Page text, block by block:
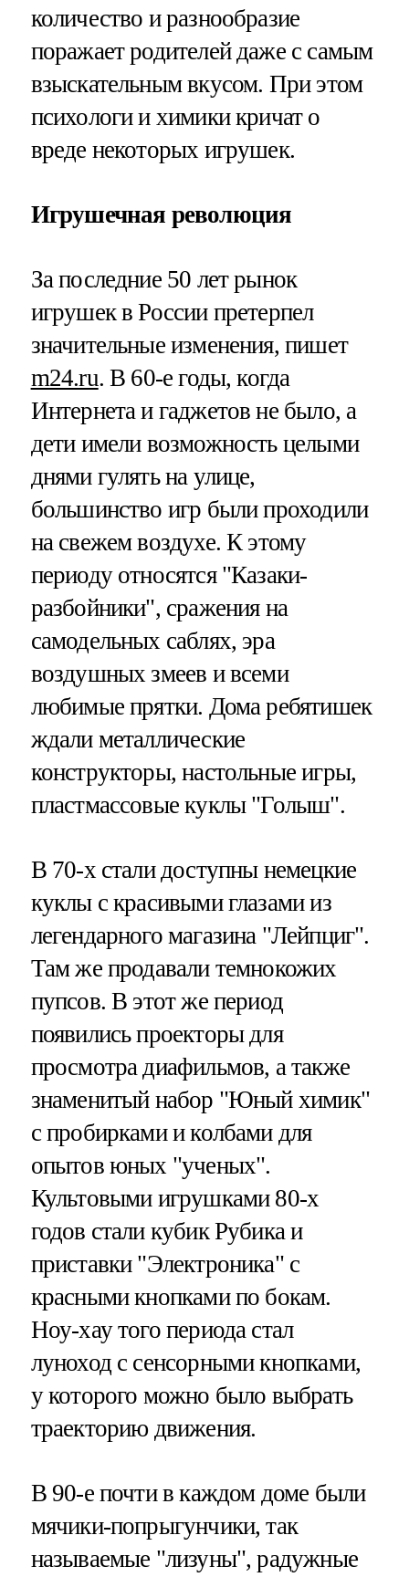
количество и разнообразие
поражает родителей даже с самым
взыскательным вкусом. При этом
психологи и химики кричат о
вреде некоторых игрушек.
Игрушечная революция
За последние 50 лет рынок
игрушек в России претерпел
значительные изменения, пишет
m24.ru. В 60-е годы, когда
Интернета и гаджетов не было, а
дети имели возможность целыми
днями гулять на улице,
большинство игр были проходили
на свежем воздухе. К этому
периоду относятся "Казаки-
разбойники", сражения на
самодельных саблях, эра
воздушных змеев и всеми
любимые прятки. Дома ребятишек
ждали металлические
конструкторы, настольные игры,
пластмассовые куклы "Голыш".
В 70-х стали доступны немецкие
куклы с красивыми глазами из
легендарного магазина "Лейпциг".
Там же продавали темнокожих
пупсов. В этот же период
появились проекторы для
просмотра диафильмов, а также
знаменитый набор "Юный химик"
с пробирками и колбами для
опытов юных "ученых".
Культовыми игрушками 80-х
годов стали кубик Рубика и
приставки "Электроника" с
красными кнопками по бокам.
Ноу-хау того периода стал
луноход с сенсорными кнопками,
у которого можно было выбрать
траекторию движения.
В 90-е почти в каждом доме были
мячики-попрыгунчики, так
называемые "лизуны", радужные